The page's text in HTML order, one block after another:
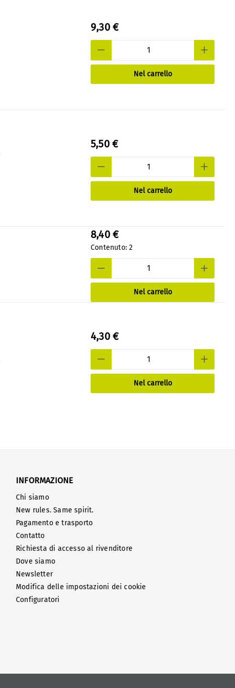
9,30 €
Nel carrello
5,50 €
Nel carrello
8,40 €
Contenuto:2
Nel carrello
4,30 €
Nel carrello
INFORMAZIONE
Chi siamo
New rules. Same spirit.
Pagamento e trasporto
Contatto
Richiesta di accesso al rivenditore
Dove siamo
Newsletter
Modifica delle impostazioni dei cookie
Configuratori